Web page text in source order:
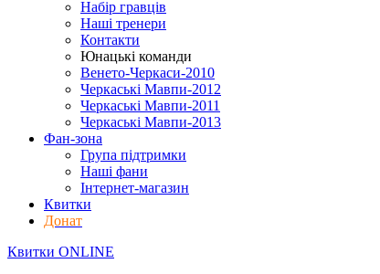
Набір гравців
Наші тренери
Контакти
Юнацькі команди
Венето-Черкаси-2010
Черкаські Мавпи-2012
Черкаські Мавпи-2011
Черкаські Мавпи-2013
Фан-зона
Група підтримки
Наші фани
Інтернет-магазин
Квитки
Донат
Квитки ONLINE